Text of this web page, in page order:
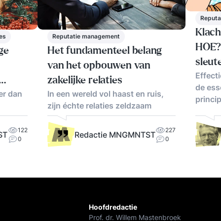
dan
122
0
Reputatie management
Het fundamenteel belang
van het opbouwen van
zakelijke relaties
In een wereld vol haast en ruis,
zijn échte relaties zeldzaam
Redactie MNGMNTST
227
0
de
Hoofdredactie
Prof. dr. Willem Mastenbroek